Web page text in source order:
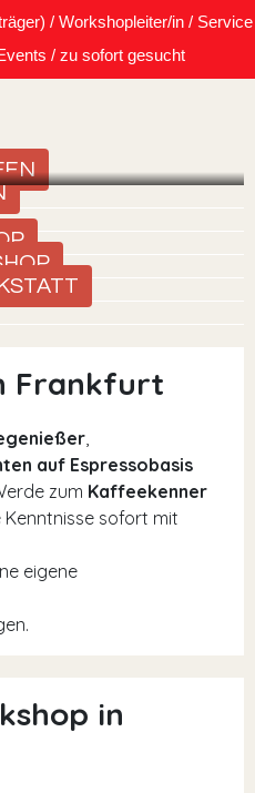
/ Workshopleiter/in / Service
/ zu sofort gesucht
Frankfurt
,
auf Espressobasis
zum Kaffeekenner
sofort mit
eigene
in